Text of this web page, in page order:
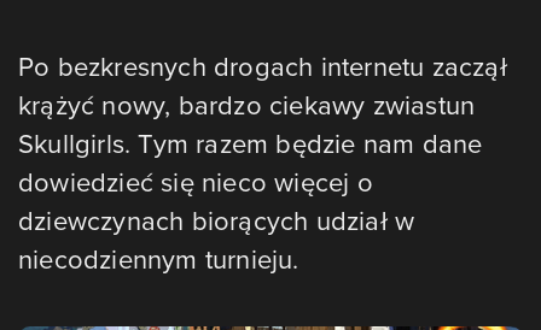
Po bezkresnych drogach internetu zaczął
krążyć nowy, bardzo ciekawy zwiastun
Skullgirls. Tym razem będzie nam dane
dowiedzieć się nieco więcej o
dziewczynach biorących udział w
niecodziennym turnieju.